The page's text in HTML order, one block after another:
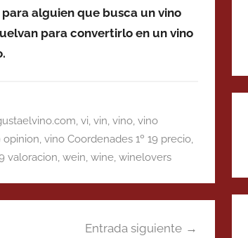
alguien que busca un vino
para convertirlo en un vino
, vi, vin, vino, vino
opinion, vino Coordenades 1º 19 precio,
valoracion, wein, wine, winelovers
Entrada siguiente